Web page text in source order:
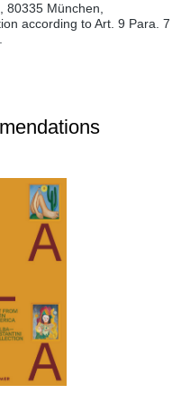
80335 München,
according to Art. 9 Para. 7